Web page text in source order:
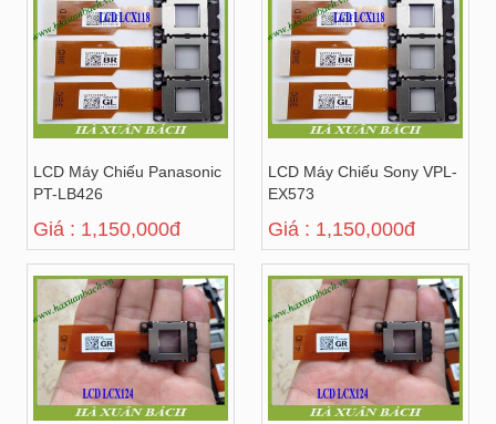
LCD Máy Chiếu Panasonic
PT-LB426
Giá : 1,150,000đ
LCD Máy Chiếu Sony VPL-
EX573
Giá : 1,150,000đ